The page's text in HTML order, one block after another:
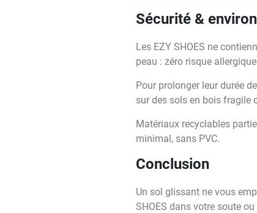
Sécurité &
Les EZY SHOES ne
peau : zéro risque
Pour prolonger leur durée
sur des sols en bois fragile
Matériaux recyclables
minimal, sans PVC.
Conclusion
Un sol glissant ne vous
SHOES dans votre soute